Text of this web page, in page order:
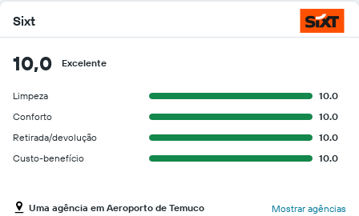
Sixt
10,0 Excelente
Limpeza
10.0
Conforto
10.0
Retirada/devolução
10.0
Custo-benefício
10.0
Uma agência em Aeroporto de Temuco Mostrar agências